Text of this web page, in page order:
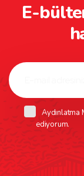
E-
Aydınlatma
ediyorum.